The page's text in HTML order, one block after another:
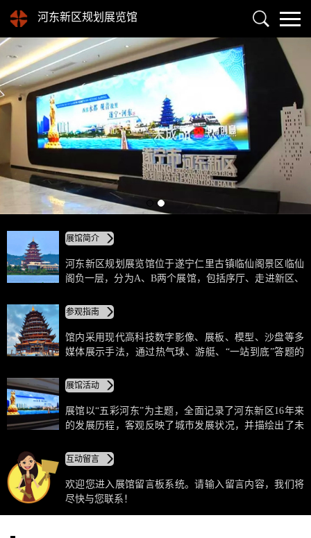
河东新区规划展览馆
展馆简介
河东新区规划展览馆位于遂宁仁里古镇临仙阁景区临仙
阁负一层，分为A、B两个展馆，包括序厅、走进新区、
高科技数字影像、展板、模型、沙盘等多媒体展示手
法，通过热气球、游艇、“一站到底”答题的互动式体
验。
参观指南
馆内采用现代高科技数字影像、展板、模型、沙盘等多
媒体展示手法，通过热气球、游艇、“一站到底”答题的
规划和建设成就，还可以通过裸眼3D和VR技术参与互
动，感受未来河东二期的水城生活。
展馆活动
展馆以“五彩河东”为主题，全面记录了河东新区16年来
的发展历程，客观反映了城市发展状况，并描绘出了未
板、模型、沙盘等多媒体展示手法，通过热气球、游
艇、“一站到底”答题的互动式体验，让游客不仅可以在
馆内了解河东新区总体规划和建设成就，还可以通过裸
眼3D和VR技术参与互动，感受未来河东二期的水城生
互动留言
欢迎您进入展馆留言板系统。请输入留言内容，我们将
尽快与您联系！